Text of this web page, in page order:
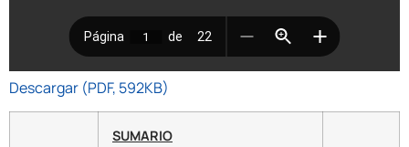
Descargar (PDF, 592KB)
SUMARIO